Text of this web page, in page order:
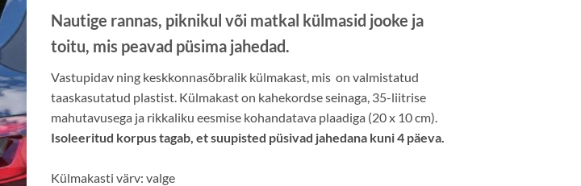
Nautige rannas, piknikul või matkal külmasid jooke ja
toitu, mis peavad püsima jahedad.
Vastupidav ning keskkonnasõbralik külmakast, mis on valmistatud
taaskasutatud plastist. Külmakast on kahekordse seinaga, 35-liitrise
mahutavusega ja rikkaliku eesmise kohandatava plaadiga (20 x 10 cm).
Isoleeritud korpus tagab, et suupisted püsivad jahedana kuni 4 päeva.
Külmakasti värv: valge